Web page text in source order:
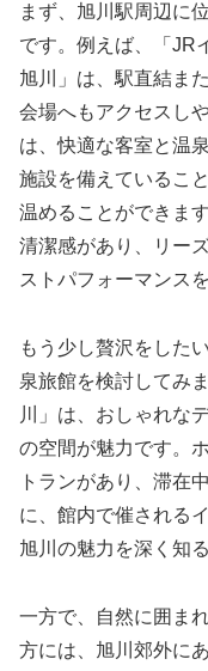
まず、旭川駅周辺に
です。例えば、「JR
旭川」は、駅直結ま
会場へもアクセスし
は、快適な客室と温
施設を備えているこ
温めることができま
清潔感があり、リー
ストパフォーマンス
もう少し贅沢をした
泉旅館を検討してみ
川」は、おしゃれな
の空間が魅力です。
トランがあり、滞在
に、館内で催される
旭川の魅力を深く知
一方で、自然に囲ま
方には、旭川郊外に